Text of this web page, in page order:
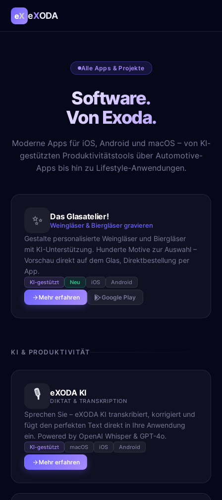
eX eXODA
Alle Apps & Projekte
Software.
Von Exoda.
Moderne Apps für iOS, Android und macOS – von KI-
gestützten Produktivitätstools über Automotive-
Apps bis hin zu Lifestyle-Anwendungen.
✨ Das Glasatelier!
Weingläser & Biergläser gravieren
Gestalte personalisierte Weingläser und Biergläser
mit KI-Unterstützung. Hunderte Motive zur Auswahl –
Vorschau direkt auf dem Glas, Direktbestellung per
App.
KI-gestützt Neu iOS Android
Mehr erfahren Google Play
KI & PRODUKTIVITÄT
🎙️ eXODA KI
DIKTAT & TRANSKRIPTION
Sprechen Sie – eXODA KI transkribiert, korrigiert und
fügt den perfekten Text direkt in Ihre Anwendung
ein. Powered by OpenAI Whisper & GPT-4o.
KI-gestützt macOS iOS Android
Mehr erfahren